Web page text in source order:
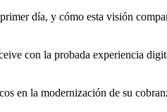
día, y cómo esta visión
con la probada experiencia
en la modernización de su